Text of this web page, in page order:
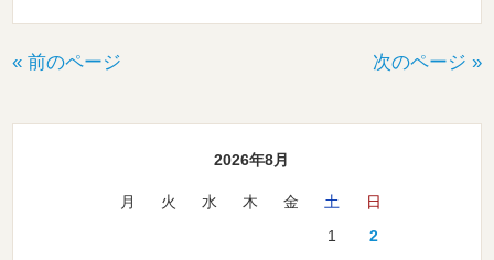
« 前のページ 次のページ »
2026年8月
月 火 水 木 金 土
日
1
2